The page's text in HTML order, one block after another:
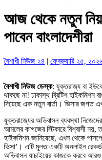
আজ থেকে নতুন
পাবেন বাংলাদেশীরা
বৈশাখী নিউজ ২৪ | ফেব্রুয়ারি ২৫,
বৈশাখী নিউজ ডেস্ক: যুক্তরাজ্য বা
থাকছে না! ঢাকাস্থ ব্রিটিশ হাইকমিশন
দিয়েছে এক নতুন বার্তা। ভিসার জগত
যুক্তরাজ্যের অভিবাসন ব্যবস্থা
আমলের কাগজের স্টিকারে বিশ্বাসী নয়,
হাইকমিশন জানিয়েছে, এখন থেকে
ভিসা’। এটি মূলত একটি অনলাইন
অভিবাসন যাচাইয়ের কাজকে করবে